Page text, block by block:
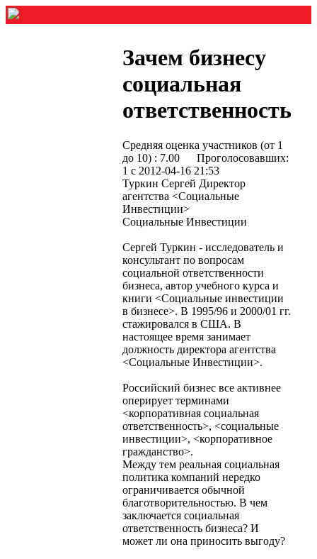
Зачем бизнесу
социальная
ответственность
Средняя оценка участников (от 1
до 10) : 7.00
Проголосовавших:
1 с 2012-04-16 21:53
Туркин Сергей Директор
агентства <Социальные
Инвестиции>
Социальные Инвестиции
Сергей Туркин - исследователь и
консультант по вопросам
социальной ответственности
бизнеса, автор учебного курса и
книги <Социальные инвестиции
в бизнесе>. В 1995/96 и 2000/01 гг.
стажировался в США. В
настоящее время занимает
должность директора агентства
<Социальные Инвестиции>.
Российский бизнес все активнее
оперирует терминами
<корпоративная социальная
ответственность>, <социальные
инвестиции>, <корпоративное
гражданство>.
Между тем реальная социальная
политика компаний нередко
ограничивается обычной
благотворительностью. В чем
заключается социальная
ответственность бизнеса? И
может ли она приносить выгоду?